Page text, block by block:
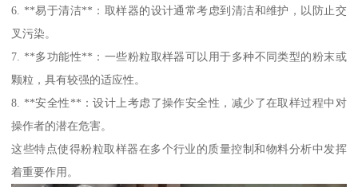
6. **易于清洁**：取样器的设计通常考虑到清洁和维护，以防止交
叉污染。
7. **多功能性**：一些粉粒取样器可以用于多种不同类型的粉末或
颗粒，具有较强的适应性。
8. **安全性**：设计上考虑了操作安全性，减少了在取样过程中对
操作者的潜在危害。
这些特点使得粉粒取样器在多个行业的质量控制和物料分析中发挥
着重要作用。